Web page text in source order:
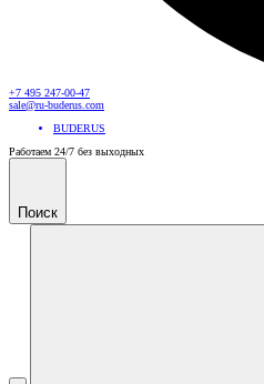
+7 495 247-00-47
sale@ru-buderus.com
BUDERUS
Работаем 24/7 без выходных
Поиск